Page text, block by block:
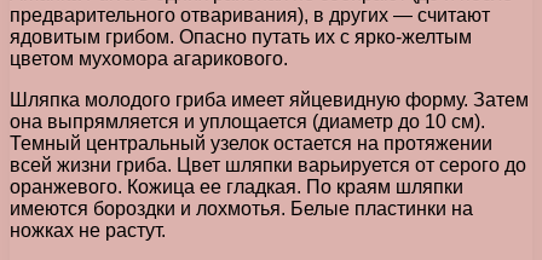
предварительного отваривания), в других — считают
ядовитым грибом. Опасно путать их с ярко-желтым
цветом мухомора агарикового.
Шляпка молодого гриба имеет яйцевидную форму. Затем
она выпрямляется и уплощается (диаметр до 10 см).
Темный центральный узелок остается на протяжении
всей жизни гриба. Цвет шляпки варьируется от серого до
оранжевого. Кожица ее гладкая. По краям шляпки
имеются бороздки и лохмотья. Белые пластинки на
ножках не растут.